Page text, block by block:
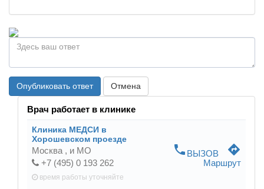
Опубликовать ответ Отмена
Врач работает в клинике
Клиника МЕДСИ в
Хорошевском проезде
Москва , и МО
+7 (495) 0 193 262
время работы уточняйте
phone ВЫЗОВ directions
Маршрут